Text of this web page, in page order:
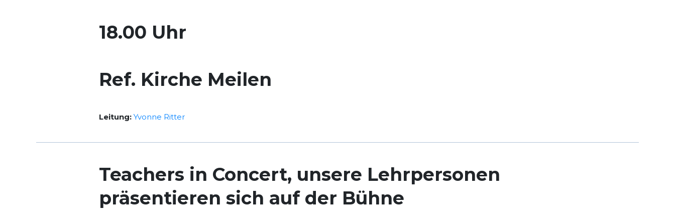
18.00 Uhr
Ref. Kirche Meilen
Leitung: Yvonne Ritter
Teachers in Concert, unsere Lehrpersonen
präsentieren sich auf der Bühne